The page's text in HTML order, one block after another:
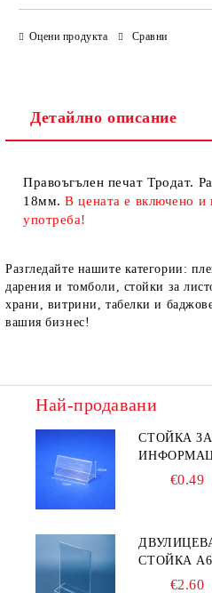
Ние ще се свържем с вас в
Оцени продукта Сравни
Детайлно описание
Правоъгълен печат Тродат.
18мм.В цената е включено и
употреба!
Разгледайте нашите категории:
дарения и томболи, стойки за
храни, витрини, табелки и
вашия бизнес!
Най-продавани
СТОЙКА
40 ММ –
€0.49
СТОЙКА
КОДОВЕ И
€2.60